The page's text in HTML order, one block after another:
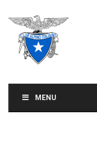
MENU